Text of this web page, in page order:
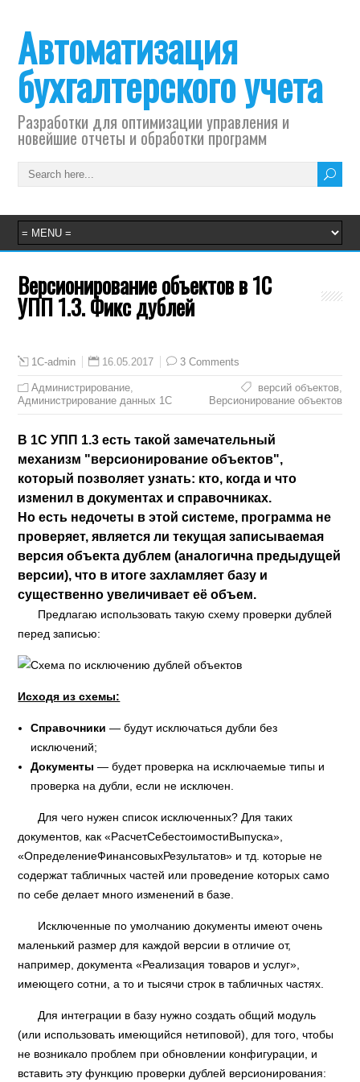
Автоматизация
бухгалтерского учета
Разработки для оптимизации управления и
новейшие отчеты и обработки программ
Версионирование объектов в 1С
УПП 1.3. Фикс дублей
1C-admin 16.05.2017 3 Comments
Администрирование,
Администрирование данных 1С
версий объектов,
Версионирование объектов
В 1С УПП 1.3 есть такой замечательный
механизм "версионирование объектов",
который позволяет узнать: кто, когда и что
изменил в документах и справочниках.
Но есть недочеты в этой системе, программа не
проверяет, является ли текущая записываемая
версия объекта дублем (аналогична предыдущей
версии), что в итоге захламляет базу и
существенно увеличивает её объем.
Предлагаю использовать такую схему проверки дублей
перед записью:
Исходя из схемы:
Справочники — будут исключаться дубли без
исключений;
Документы — будет проверка на исключаемые типы и
проверка на дубли, если не исключен.
Для чего нужен список исключенных? Для таких
документов, как «РасчетСебестоимостиВыпуска»,
«ОпределениеФинансовыхРезультатов» и тд. которые не
содержат табличных частей или проведение которых само
по себе делает много изменений в базе.
Исключенные по умолчанию документы имеют очень
маленький размер для каждой версии в отличие от,
например, документа «Реализация товаров и услуг»,
имеющего сотни, а то и тысячи строк в табличных частях.
Для интеграции в базу нужно создать общий модуль
(или использовать имеющийся нетиповой), для того, чтобы
не возникало проблем при обновлении конфигурации, и
вставить эту функцию проверки дублей версионирования: